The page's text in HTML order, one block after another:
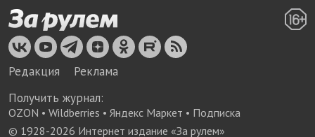
Редакция
Реклама
Получить журнал:
OZON • Wildberries • Яндекс Маркет • Подписка
© 1928-2026 Интернет издание «За рулем»